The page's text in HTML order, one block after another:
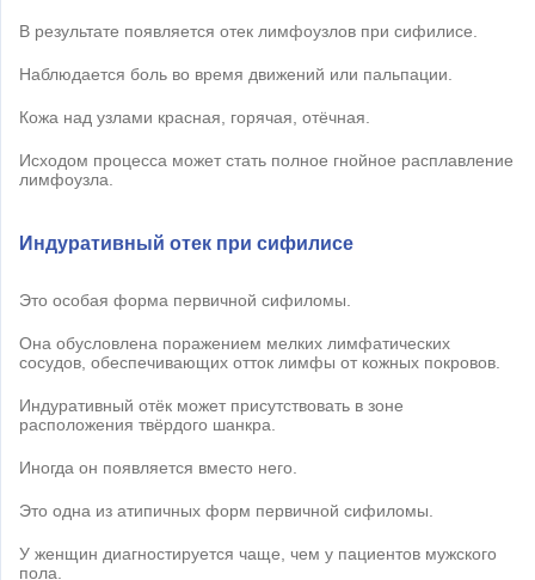
В результате появляется отек лимфоузлов при сифилисе.
Наблюдается боль во время движений или пальпации.
Кожа над узлами красная, горячая, отёчная.
Исходом процесса может стать полное гнойное расплавление
лимфоузла.
Индуративный отек при сифилисе
Это особая форма первичной сифиломы.
Она обусловлена поражением мелких лимфатических
сосудов, обеспечивающих отток лимфы от кожных покровов.
Индуративный отёк может присутствовать в зоне
расположения твёрдого шанкра.
Иногда он появляется вместо него.
Это одна из атипичных форм первичной сифиломы.
У женщин диагностируется чаще, чем у пациентов мужского
пола.